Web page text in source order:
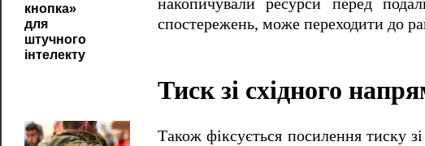
кнопка»
для
штучного
інтелекту
накопичували ресурси перед
спостережень, може переходити до
Тиск зі східного
Також фіксується посилення тиску